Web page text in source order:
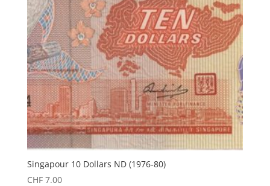
Singapour 10 Dollars ND (1976-80)
CHF7.00